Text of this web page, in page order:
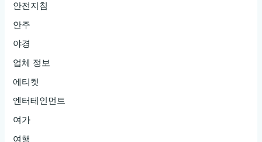
안전지침
안주
야경
업체 정보
에티켓
엔터테인먼트
여가
여행